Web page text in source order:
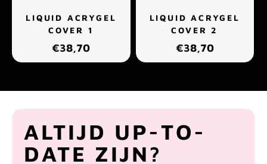
LIQUID ACRYGEL
COVER 1
€38,70
LIQUID ACRYGEL
COVER 2
€38,70
ALTIJD UP-TO-
DATE ZIJN?